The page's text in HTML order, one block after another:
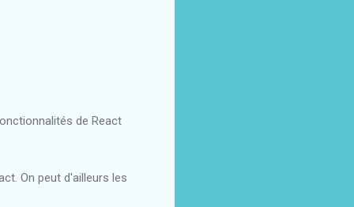
de React
On peut d'ailleurs les